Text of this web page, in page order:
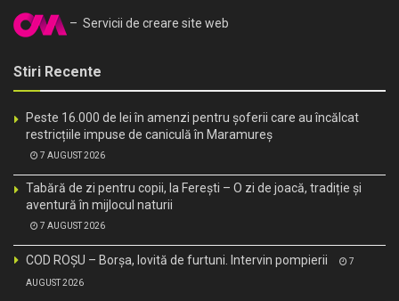
– Servicii de creare site web
Stiri Recente
Peste 16.000 de lei în amenzi pentru șoferii care au încălcat
restricțiile impuse de caniculă în Maramureș
7 AUGUST 2026
Tabără de zi pentru copii, la Ferești – O zi de joacă, tradiție și
aventură în mijlocul naturii
7 AUGUST 2026
COD ROȘU – Borșa, lovită de furtuni. Intervin pompierii 7
AUGUST 2026